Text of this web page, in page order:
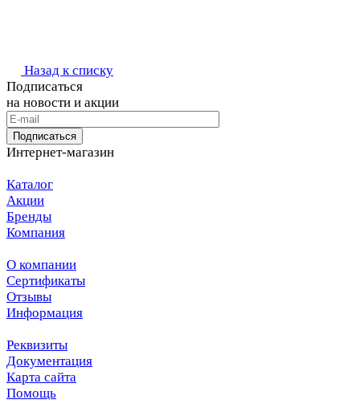
Назад к списку
Подписаться
на новости и акции
Подписаться
Интернет-магазин
Каталог
Акции
Бренды
Компания
О компании
Сертификаты
Отзывы
Информация
Реквизиты
Документация
Карта сайта
Помощь